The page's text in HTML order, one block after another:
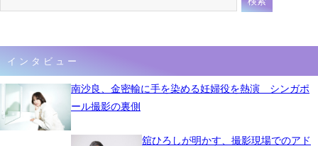
インタビュー
南沙良、金密輸に手を染める妊婦役を熱演 シンガポ
ール撮影の裏側
舘ひろしが明かす、撮影現場でのアド